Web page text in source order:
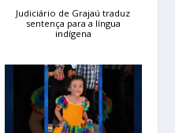
Judiciário de Grajaú traduz
sentença para a língua
indígena